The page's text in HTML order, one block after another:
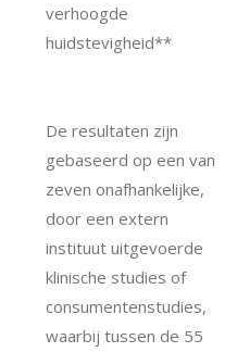
verhoogde
huidstevigheid**
De resultaten zijn
gebaseerd op een van
zeven onafhankelijke,
door een extern
instituut uitgevoerde
klinische studies of
consumentenstudies,
waarbij tussen de 55